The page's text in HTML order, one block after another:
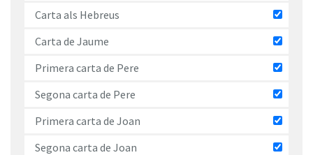
Carta als Hebreus
Carta de Jaume
Primera carta de Pere
Segona carta de Pere
Primera carta de Joan
Segona carta de Joan